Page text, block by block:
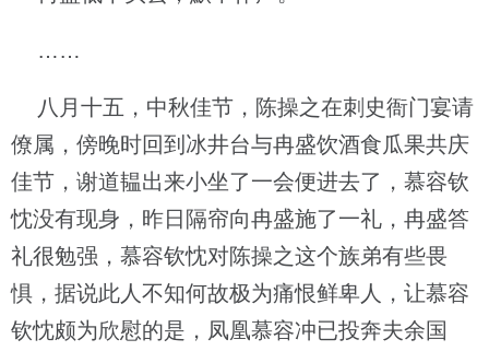
……
八月十五，中秋佳节，陈操之在刺史衙门宴请
僚属，傍晚时回到冰井台与冉盛饮酒食瓜果共庆
佳节，谢道韫出来小坐了一会便进去了，慕容钦
忱没有现身，昨日隔帘向冉盛施了一礼，冉盛答
礼很勉强，慕容钦忱对陈操之这个族弟有些畏
惧，据说此人不知何故极为痛恨鲜卑人，让慕容
钦忱颇为欣慰的是，凤凰慕容冲已投奔夫余国